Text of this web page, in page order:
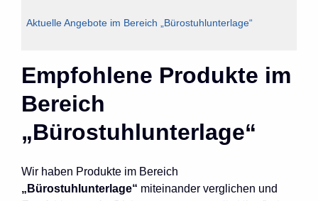
Aktuelle Angebote im Bereich „Bürostuhlunterlage“
Empfohlene Produkte im
Bereich
„Bürostuhlunterlage“
Wir haben Produkte im Bereich
„Bürostuhlunterlage“ miteinander verglichen und